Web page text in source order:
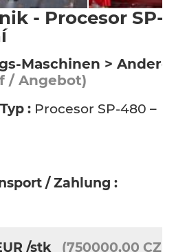
- Procesor SP-
Maschinen > Andere
/ Angebot)
: Procesor SP-480 –
/ Zahlung :
/stk (750000,00 CZK)